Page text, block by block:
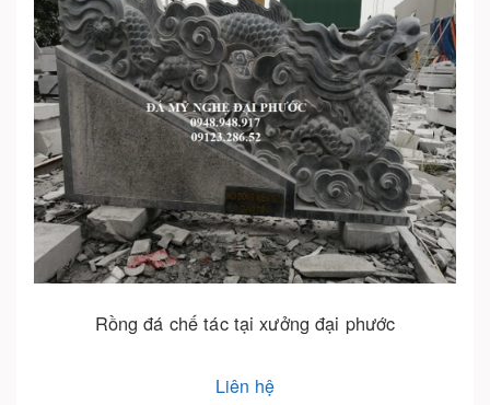
đại phước Rồng đá lắp đặt tại